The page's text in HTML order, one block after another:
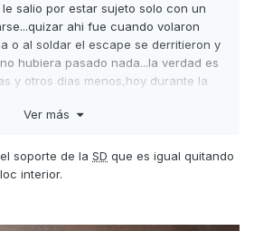
salio por estar sujeto solo con un
ahi fue cuando volaron
o al soldar el escape se derritieron y
hubiera pasado nada...la verdad es
y otros dias menos,hoy durante la
Ver más
soporte de la SD que es igual quitando
interior.